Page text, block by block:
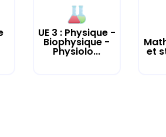
UE 3 : Physique -
Biophysique -
Physiolo... et